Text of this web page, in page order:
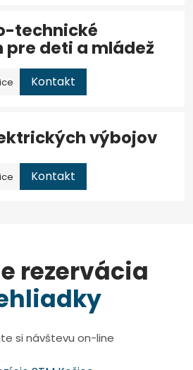
technické
pre deti a mládež
Kontakt
výbojov
Kontakt
rezervácia
si návštevu on-line